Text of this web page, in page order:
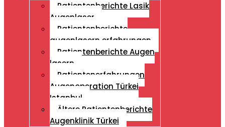
Patientenberichte Lasik
Augenlaser
Patientenberichte
augenlasern erfahrungen
Patientenberichte Augen
lasern
Patientenerfahrungen
Augenoperation Türkei
Istanbul
Ältere Patientenberichte
Augenklinik Türkei